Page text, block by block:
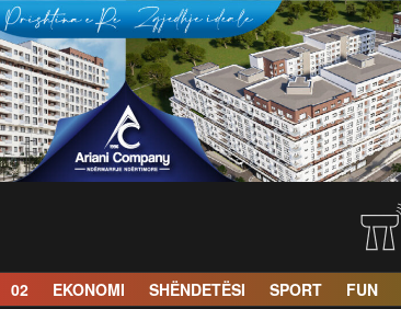
02 EKONOMI SHËNDETËSI SPORT FUN